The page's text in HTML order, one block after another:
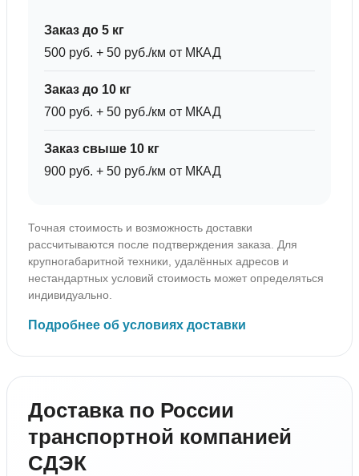
Заказ до 5 кг
500 руб. + 50 руб./км от МКАД
Заказ до 10 кг
700 руб. + 50 руб./км от МКАД
Заказ свыше 10 кг
900 руб. + 50 руб./км от МКАД
Точная стоимость и возможность доставки
рассчитываются после подтверждения заказа. Для
крупногабаритной техники, удалённых адресов и
нестандартных условий стоимость может определяться
индивидуально.
Подробнее об условиях доставки
Доставка по России
транспортной компанией
СДЭК